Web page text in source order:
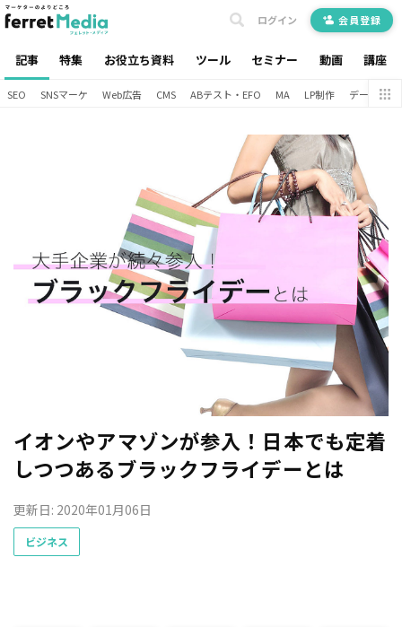
記事 特集 お役立ち資料 ツール セミナー 動画 講座
ログイン 会員登録
SEO SNSマーケ Web広告 CMS ABテスト・EFO MA LP制作 データ分析
イオンやアマゾンが参入！日本でも定着
しつつあるブラックフライデーとは
更新日: 2020年01月06日
ビジネス